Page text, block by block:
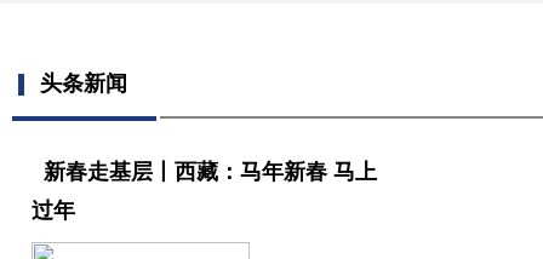
头条新闻
新春走基层丨西藏：马年新春 马上
过年